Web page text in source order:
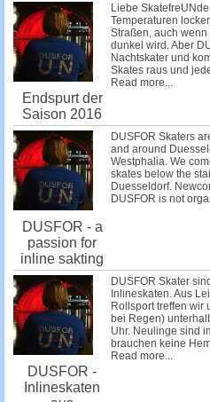
Endspurt der
Saison 2016
Liebe
Temperaturen
Straßen, auch
dunkel wird. Aber
Nachtskater und
Skates raus und
Read more...
DUSFOR - a
passion for
inline sakting
DUSFOR Skaters
and around
Westphalia. We
skates below the
Duesseldorf.
DUSFOR is not
DUSFOR -
Inlineskaten
DUSFOR Skater
Inlineskaten. Aus
Rollsport treffen wir
bei Regen)
Uhr. Neulinge sind
brauchen keine
Read more...